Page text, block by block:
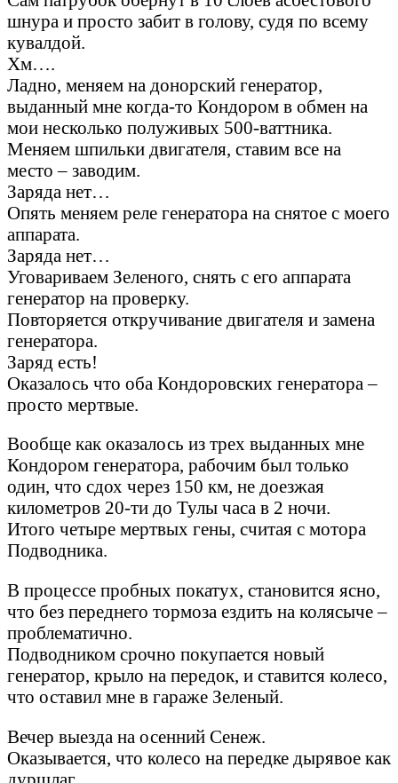
шнура и просто забит в голову, судя по всему
кувалдой.
Хм….
Ладно, меняем на донорский генератор,
выданный мне когда-то Кондором в обмен на
мои несколько полуживых 500-ваттника.
Меняем шпильки двигателя, ставим все на
место – заводим.
Заряда нет…
Опять меняем реле генератора на снятое с моего
аппарата.
Заряда нет…
Уговариваем Зеленого, снять с его аппарата
генератор на проверку.
Повторяется откручивание двигателя и замена
генератора.
Заряд есть!
Оказалось что оба Кондоровских генератора –
просто мертвые.
Вообще как оказалось из трех выданных мне
Кондором генератора, рабочим был только
один, что сдох через 150 км, не доезжая
километров 20-ти до Тулы часа в 2 ночи.
Итого четыре мертвых гены, считая с мотора
Подводника.
В процессе пробных покатух, становится ясно,
что без переднего тормоза ездить на колясыче –
проблематично.
Подводником срочно покупается новый
генератор, крыло на передок, и ставится колесо,
что оставил мне в гараже Зеленый.
Вечер выезда на осенний Сенеж.
Оказывается, что колесо на передке дырявое как
дуршлаг.